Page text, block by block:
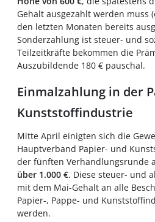
Gehalt ausgezahlt werden muss
den letzten Monaten bereits
Sonderzahlung ist steuer- und
Teilzeitkräfte bekommen die
Auszubildende 180 € pauschal.
Einmalzahlung in der
Kunststoffindustrie
Mitte April einigten sich die
Hauptverband Papier- und
der fünften Verhandlungsrunde
über 1.000 €. Diese steuer- und
mit dem Mai-Gehalt an alle
Papier-, Pappe- und
werden.